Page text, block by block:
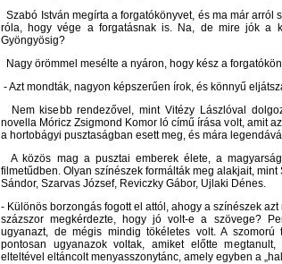
Szabó István megírta a forgatókönyvet, és ma már arról
róla, hogy vége a forgatásnak is. Na, de mire jók a
Gyöngyösig?
Nagy örömmel mesélte a nyáron, hogy kész a
- Azt mondták, nagyon képszerűen írok, és könnyű
Nem kisebb rendezővel, mint Vitézy Lászlóval
novella Móricz Zsigmond Komor ló című írása volt, amit
a hortobágyi pusztaságban esett meg, és mára
A közös mag a pusztai emberek élete, a
filmetűdben. Olyan színészek formálták meg alakjait, mint
Sándor, Szarvas József, Reviczky Gábor, Ujlaki Dénes.
- Különös borzongás fogott el attól, ahogy a színészek
százszor megkérdezte, hogy jó volt-e a szövege?
ugyanazt, de mégis mindig tökéletes volt. A szomorú
pontosan ugyanazok voltak, amiket előtte
elteltével eltáncolt menyasszonytánc, amely egyben a